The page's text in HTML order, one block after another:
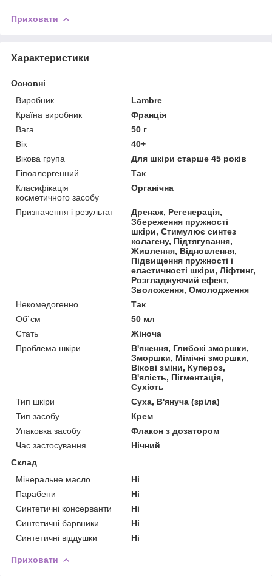
Приховати
Характеристики
Основні
Виробник
Lambre
Країна виробник
Франція
Вага
50 г
Вік
40+
Вікова група
Для шкіри старше 45 років
Гіпоалергенний
Так
Класифікація
косметичного засобу
Органічна
Призначення і результат
Дренаж, Регенерація,
Збереження пружності
шкіри, Стимулює синтез
колагену, Підтягування,
Живлення, Відновлення,
Підвищення пружності і
еластичності шкіри, Ліфтинг,
Розгладжуючий ефект,
Зволоження, Омолодження
Некомедогенно
Так
Об`єм
50 мл
Стать
Жіноча
Проблема шкіри
В'янення, Глибокі зморшки,
Зморшки, Мімічні зморшки,
Вікові зміни, Купероз,
В'ялість, Пігментація,
Сухість
Тип шкіри
Суха, В'януча (зріла)
Тип засобу
Крем
Упаковка засобу
Флакон з дозатором
Час застосування
Нічний
Склад
Мінеральне масло
Ні
Парабени
Ні
Синтетичні консерванти
Ні
Синтетичні барвники
Ні
Синтетичні віддушки
Ні
Приховати